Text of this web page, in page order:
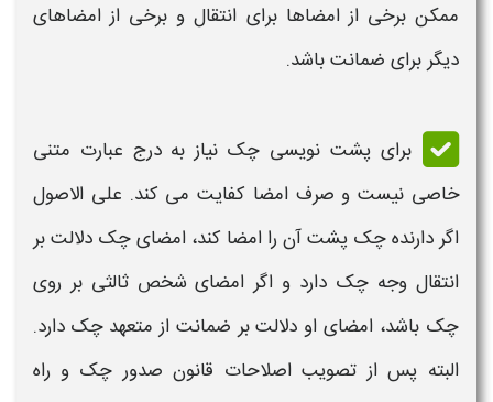
ممکن برخی از امضاها برای انتقال و برخی از امضاهای
دیگر برای ضمانت باشد.
برای پشت نویسی چک نیاز به درج عبارت متنی
خاصی نیست و صرف امضا کفایت می کند. علی الاصول
اگر دارندهچک پشت آن را امضا کند، امضایچک دلالت بر
انتقال وجه چک دارد و اگر امضای شخص ثالثی بر روی
چک باشد، امضای او دلالت بر ضمانت از متعهد چک دارد.
البته پس از تصویب اصلاحات قانون صدور چک و راه